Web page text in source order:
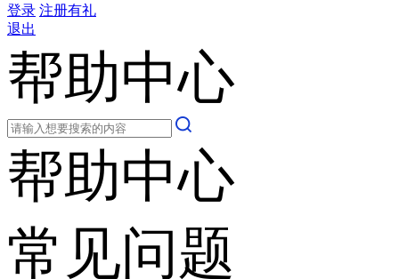
登录 注册有礼
退出
帮助中心
帮助中心
常见问题